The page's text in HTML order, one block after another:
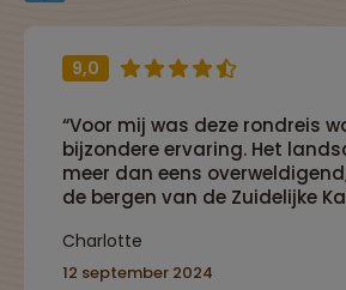
9,0
“Voor mij was deze rondreis
bijzondere ervaring. Het
meer dan eens
de bergen van de Zuidelijke
beide landen en hun huidige
maakten het dan ook tot een
Charlotte
12 september 2024